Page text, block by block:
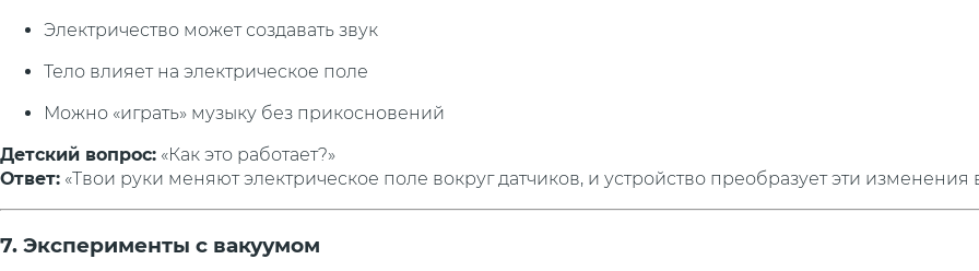
Электричество может создавать звук
Тело влияет на электрическое поле
Можно «играть» музыку без прикосновений
Детский вопрос: «Как это работает?»
Ответ: «Твои руки меняют электрическое поле вокруг датчиков, и устройство преобразует эти изменения
7. Эксперименты с вакуумом